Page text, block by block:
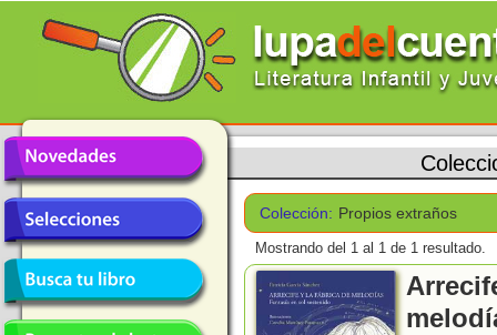
Colección: Propios extraños
Mostrando del 1 al 1 de 1 resultado.